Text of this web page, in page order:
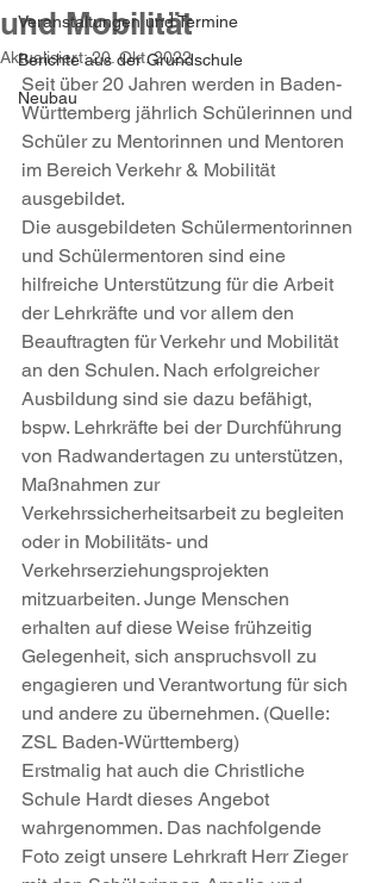
Veranstaltungen und Termine
Berichte aus der Grundschule
Neubau
und Mobilität
Aktualisiert:20. Okt. 2022
Seit über 20 Jahren werden in Baden-
Württemberg jährlich Schülerinnen und
Schüler zu Mentorinnen und Mentoren
im Bereich Verkehr & Mobilität
ausgebildet.
Die ausgebildeten Schülermentorinnen
und Schülermentoren sind eine
hilfreiche Unterstützung für die Arbeit
der Lehrkräfte und vor allem den
Beauftragten für Verkehr und Mobilität
an den Schulen. Nach erfolgreicher
Ausbildung sind sie dazu befähigt,
bspw. Lehrkräfte bei der Durchführung
von Radwandertagen zu unterstützen,
Maßnahmen zur
Verkehrssicherheitsarbeit zu begleiten
oder in Mobilitäts- und
Verkehrserziehungsprojekten
mitzuarbeiten. Junge Menschen
erhalten auf diese Weise frühzeitig
Gelegenheit, sich anspruchsvoll zu
engagieren und Verantwortung für sich
und andere zu übernehmen. (Quelle:
ZSL Baden-Württemberg)
Erstmalig hat auch die Christliche
Schule Hardt dieses Angebot
wahrgenommen. Das nachfolgende
Foto zeigt unsere Lehrkraft Herr Zieger